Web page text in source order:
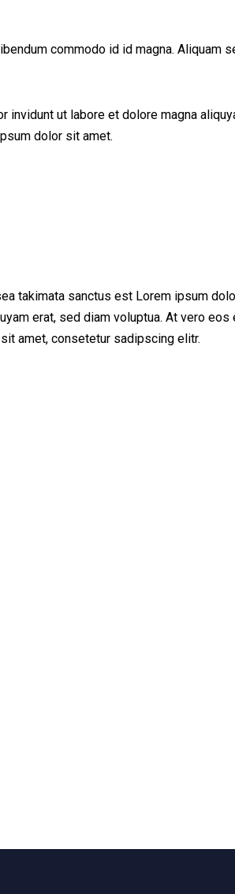
commodo id id magna. Aliquam
ut labore et dolore magna
dolor sit amet.
takimata sanctus est Lorem ipsum
erat, sed diam voluptua. At vero
amet, consetetur sadipscing elitr.